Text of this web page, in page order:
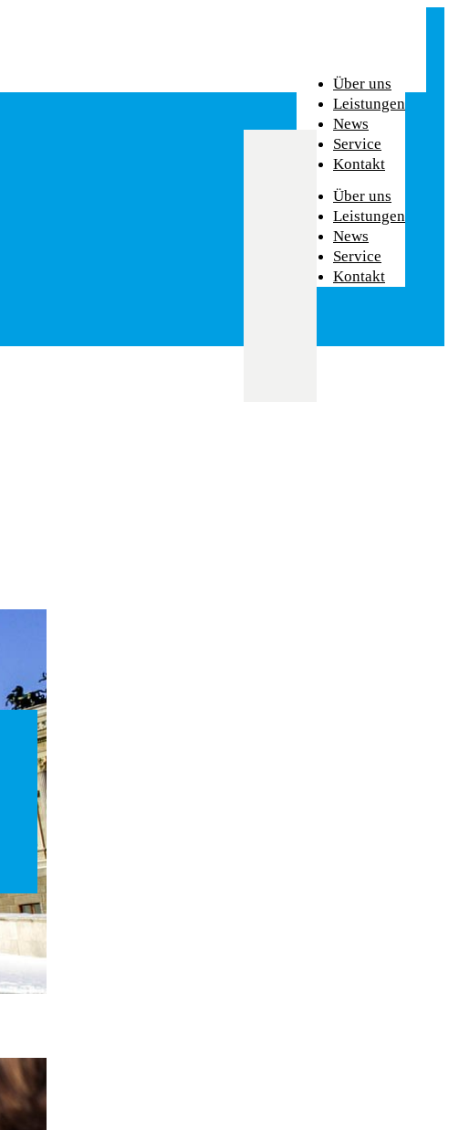
Über uns
Leistungen
News
Service
Kontakt
Über uns
Leistungen
News
Service
Kontakt